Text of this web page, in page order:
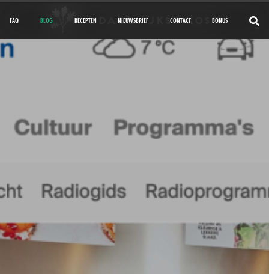
FAQ BLOG RECEPTEN NIEUWSBRIEF CONTACT BONUS